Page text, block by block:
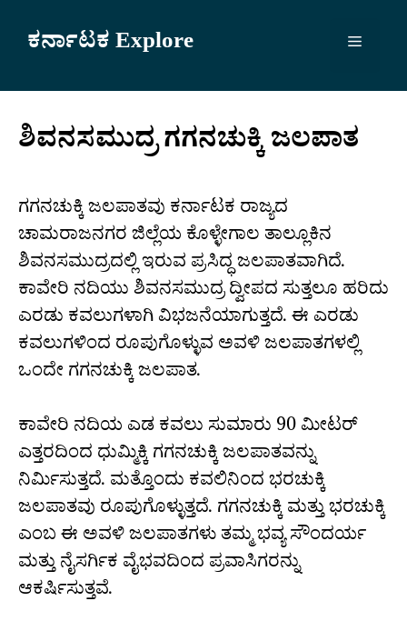
ಕರ್ನಾಟಕ Explore Menu
ಶಿವನಸಮುದ್ರ ಗಗನಚುಕ್ಕಿ ಜಲಪಾತ
ಗಗನಚುಕ್ಕಿ ಜಲಪಾತವು ಕರ್ನಾಟಕ ರಾಜ್ಯದ
ಚಾಮರಾಜನಗರ ಜಿಲ್ಲೆಯ ಕೊಳ್ಳೇಗಾಲ ತಾಲ್ಲೂಕಿನ
ಶಿವನಸಮುದ್ರದಲ್ಲಿ ಇರುವ ಪ್ರಸಿದ್ಧ ಜಲಪಾತವಾಗಿದೆ.
ಕಾವೇರಿ ನದಿಯು ಶಿವನಸಮುದ್ರ ದ್ವೀಪದ ಸುತ್ತಲೂ ಹರಿದು
ಎರಡು ಕವಲುಗಳಾಗಿ ವಿಭಜನೆಯಾಗುತ್ತದೆ. ಈ ಎರಡು
ಕವಲುಗಳಿಂದ ರೂಪುಗೊಳ್ಳುವ ಅವಳಿ ಜಲಪಾತಗಳಲ್ಲಿ
ಒಂದೇ ಗಗನಚುಕ್ಕಿ ಜಲಪಾತ.
ಕಾವೇರಿ ನದಿಯ ಎಡ ಕವಲು ಸುಮಾರು 90 ಮೀಟರ್
ಎತ್ತರದಿಂದ ಧುಮ್ಮಿಕ್ಕಿ ಗಗನಚುಕ್ಕಿ ಜಲಪಾತವನ್ನು
ನಿರ್ಮಿಸುತ್ತದೆ. ಮತ್ತೊಂದು ಕವಲಿನಿಂದ ಭರಚುಕ್ಕಿ
ಜಲಪಾತವು ರೂಪುಗೊಳ್ಳುತ್ತದೆ. ಗಗನಚುಕ್ಕಿ ಮತ್ತು ಭರಚುಕ್ಕಿ
ಎಂಬ ಈ ಅವಳಿ ಜಲಪಾತಗಳು ತಮ್ಮ ಭವ್ಯ ಸೌಂದರ್ಯ
ಮತ್ತು ನೈಸರ್ಗಿಕ ವೈಭವದಿಂದ ಪ್ರವಾಸಿಗರನ್ನು
ಆಕರ್ಷಿಸುತ್ತವೆ.